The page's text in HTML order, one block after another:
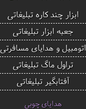
ابزار چند کاره تبلیغاتی
جعبه ابزار تبلیغاتی
اتومبیل و هدایای مسافرتی
تراول ماگ تبلیغاتی
آفتابگیر تبلیغاتی
هدایای چوبی